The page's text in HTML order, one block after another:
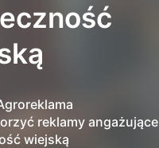
reklamy angażujące
wiejską